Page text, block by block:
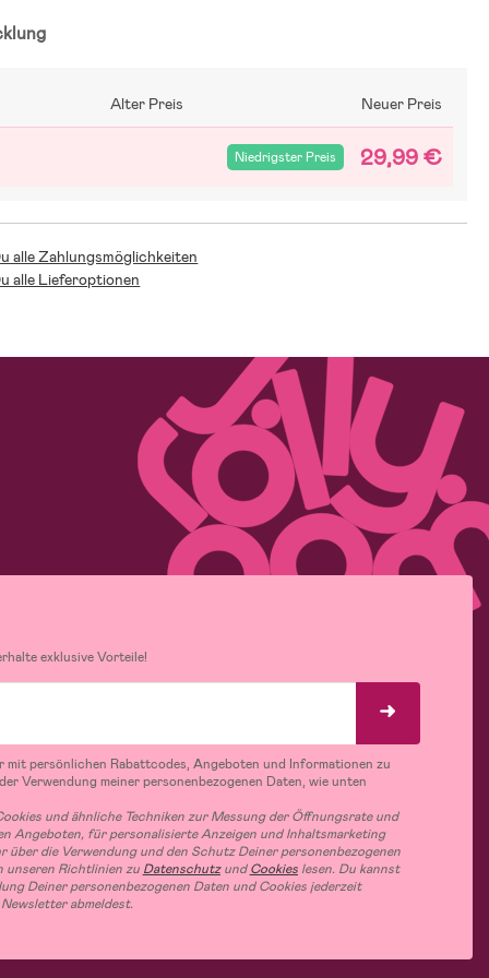
Alter Preis Neuer Preis
Niedrigster Preis 29,99 €
alle Zahlungsmöglichkeiten
alle Lieferoptionen
exklusive Vorteile!
mit persönlichen Rabattcodes, Angeboten und Informationen zu
Verwendung meiner personenbezogenen Daten, wie unten
und ähnliche Techniken zur Messung der Öffnungsrate und
Angeboten, für personalisierte Anzeigen und Inhaltsmarketing
über die Verwendung und den Schutz Deiner personenbezogenen
unseren Richtlinien zu DatenschutzundCookieslesen. Du kannst
Deiner personenbezogenen Daten und Cookies jederzeit
abmeldest.